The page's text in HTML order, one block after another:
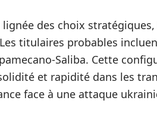
lignée des choix
titulaires probables
Saliba. Cette
et rapidité dans les
face à une attaque